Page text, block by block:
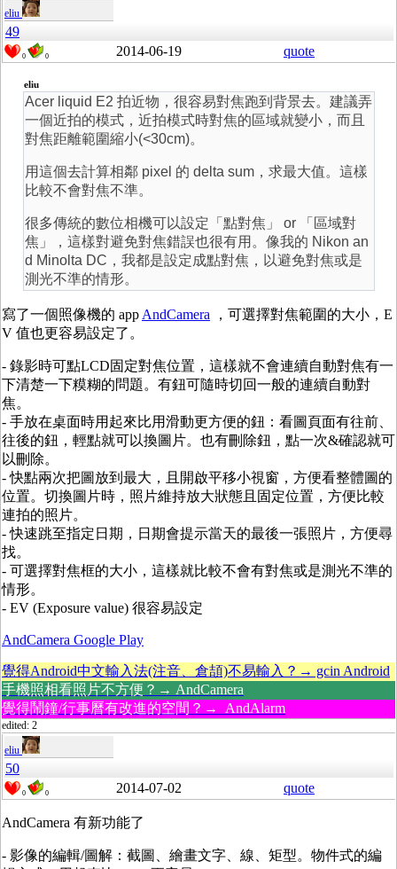
eliu
49
0 0 2014-06-19 quote
eliu
Acer liquid E2 拍近物，很容易對焦跑到背景去。建議弄
一個近拍的模式，近拍模式時對焦的區域就變小，而且
對焦距離範圍縮小(<30cm)。
用這個去計算相鄰 pixel 的 delta sum，求最大值。這樣
比較不會對焦不準。
很多傳統的數位相機可以設定「點對焦」 or 「區域對
焦」，這樣對避免對焦錯誤也很有用。像我的 Nikon an
d Minolta DC，我都是設定成點對焦，以避免對焦或是
測光不準的情形。
寫了一個照像機的 appAndCamera ，可選擇對焦範圍的大小，E
V 值也更容易設定了。
- 錄影時可點LCD固定對焦位置，這樣就不會連續自動對焦有一
下清楚一下糢糊的問題。有鈕可隨時切回一般的連續自動對
焦。
- 手放在桌面時用起來比用滑動更方便的鈕：看圖頁面有往前、
往後的鈕，輕點就可以換圖片。也有刪除鈕，點一次&確認就可
以刪除。
- 快點兩次把圖放到最大，且開啟平移小視窗，方便看整體圖的
位置。切換圖片時，照片維持放大狀態且固定位置，方便比較
連拍的照片。
- 快速跳至指定日期，日期會提示當天的最後一張照片，方便尋
找。
- 可選擇對焦框的大小，這樣就比較不會有對焦或是測光不準的
情形。
- EV (Exposure value) 很容易設定
AndCamera Google Play
覺得Android中文輸入法(注音、倉頡)不易輸入？→ gcin Android
手機照相看照片不方便？→ AndCamera
覺得鬧鐘/行事曆有改進的空間？→ AndAlarm
edited: 2
eliu
50
0 0 2014-07-02 quote
AndCamera 有新功能了
- 影像的編輯/圖解：截圖、繪畫文字、線、矩型。物件式的編